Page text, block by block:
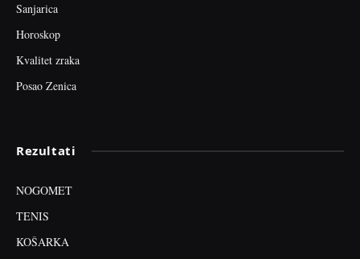
Sanjarica
Horoskop
Kvalitet zraka
Posao Zenica
Rezultati
NOGOMET
TENIS
KOŠARKA